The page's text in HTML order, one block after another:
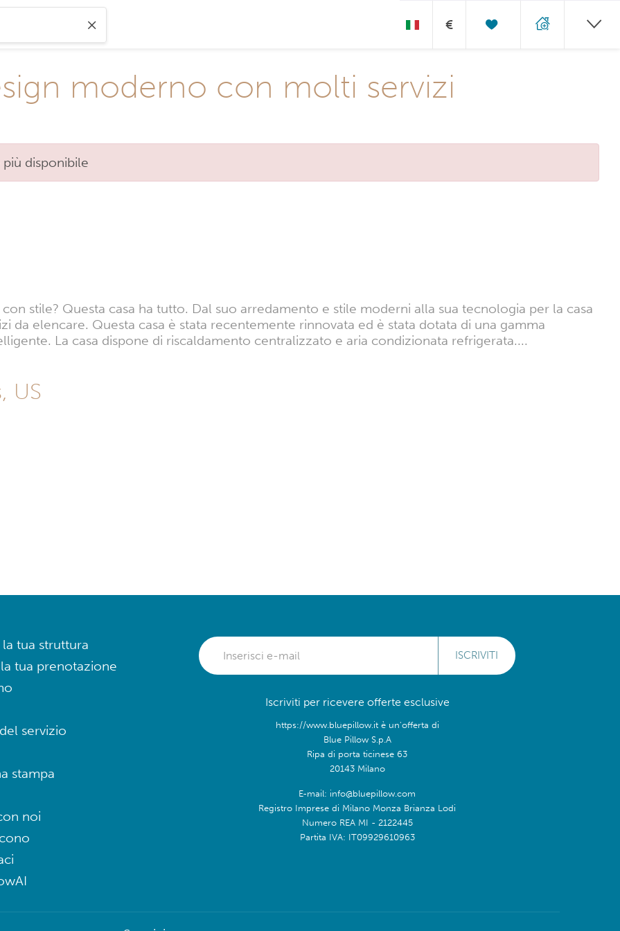
€
moderno con molti servizi
disponibile
stile? Questa casa ha tutto. Dal suo arredamento e stile moderni alla sua tecnologia per la casa
da elencare. Questa casa è stata recentemente rinnovata ed è stata dotata di una gamma
La casa dispone di riscaldamento centralizzato e aria condizionata refrigerata....
US
la tua struttura
tua prenotazione
servizio
stampa
noi
ISCRIVITI
Iscriviti per ricevere offerte esclusive
https://www.bluepillow.it è un'offerta di
Blue Pillow S.p.A
Ripa di porta ticinese 63
20143 Milano
E-mail: info@bluepillow.com
Registro Imprese di Milano Monza Brianza Lodi
Numero REA MI - 2122445
Partita IVA: IT09929610963